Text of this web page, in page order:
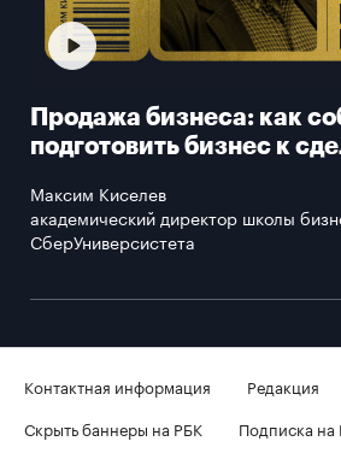
Продажа бизнеса: как
подготовить бизнес к
Максим Киселев
академический директор школы
СберУниверсистета
Контактная информация
Редакция
Скрыть баннеры на РБК
Подписка на